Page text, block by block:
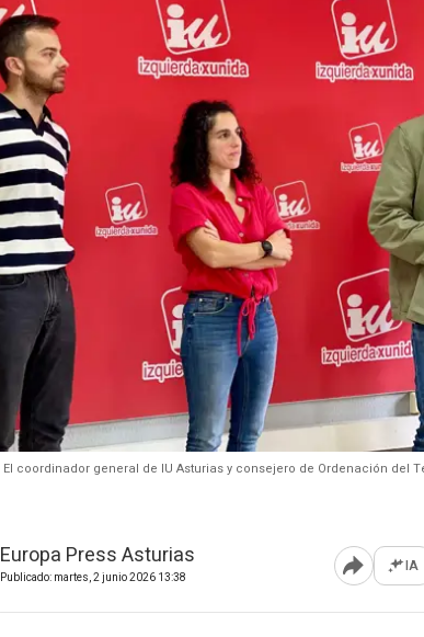
El coordinador general de IU Asturias y consejero de Ordenación del
Europa Press Asturias
Publicado: martes, 2 junio 2026 13:38 Abrir IA